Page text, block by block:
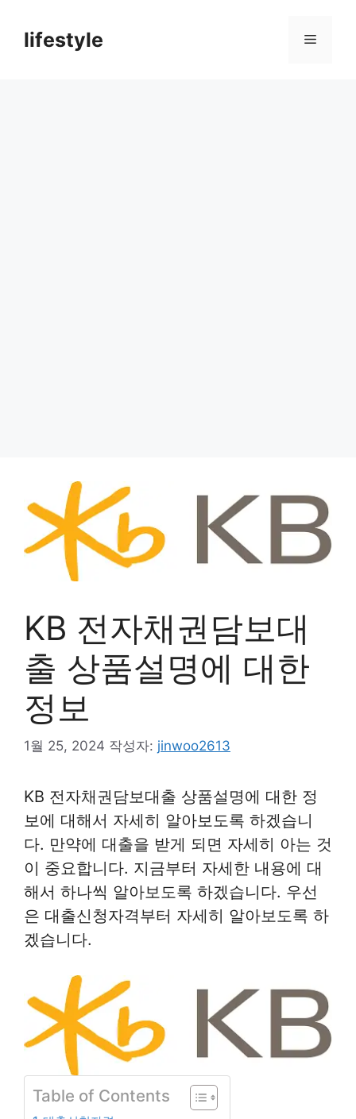
lifestyle 메
KB 전자채권담보대
출 상품설명에 대한
정보
1월 25, 2024 작성자: jinwoo2613
KB 전자채권담보대출 상품설명에 대한 정
보에 대해서 자세히 알아보도록 하겠습니
다. 만약에 대출을 받게 되면 자세히 아는 것
이 중요합니다. 지금부터 자세한 내용에 대
해서 하나씩 알아보도록 하겠습니다. 우선
은 대출신청자격부터 자세히 알아보도록 하
겠습니다.
Table of Contents